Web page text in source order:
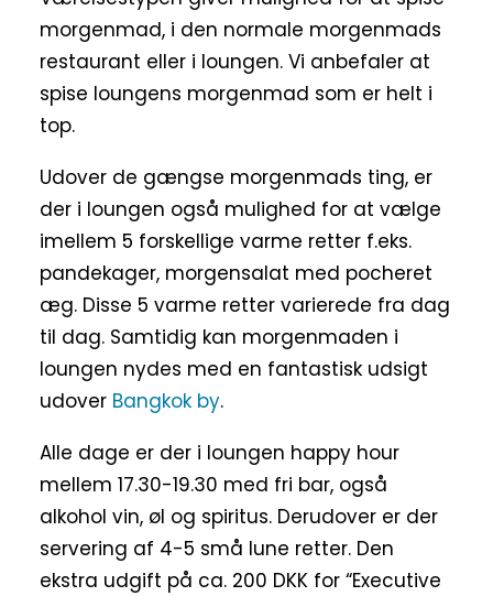
morgenmad, i den normale morgenmads
restaurant eller i loungen. Vi anbefaler at
spise loungens morgenmad som er helt i
top.
Udover de gængse morgenmads ting, er
der i loungen også mulighed for at vælge
imellem 5 forskellige varme retter f.eks.
pandekager, morgensalat med pocheret
æg. Disse 5 varme retter varierede fra dag
til dag. Samtidig kan morgenmaden i
loungen nydes med en fantastisk udsigt
udover Bangkok by.
Alle dage er der i loungen happy hour
mellem 17.30-19.30 med fri bar, også
alkohol vin, øl og spiritus. Derudover er der
servering af 4-5 små lune retter. Den
ekstra udgift på ca. 200 DKK for “Executive